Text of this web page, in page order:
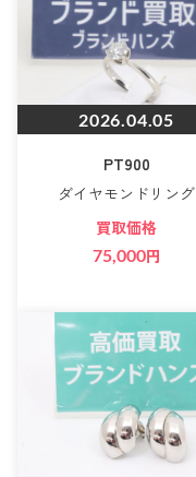
2026.04.05
PT900
ダイヤモンドリング
買取価格
75,000円